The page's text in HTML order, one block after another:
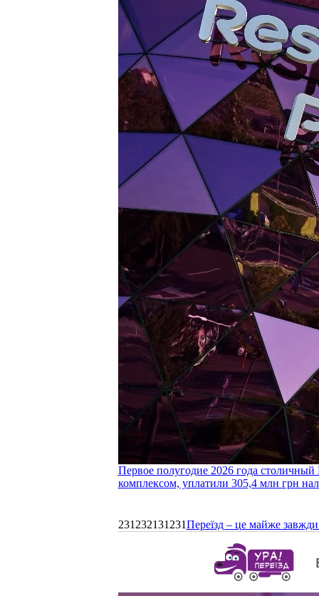
Первое полугодие 2026 года
комплексом, уплатили 305,4 млн грн
231232131231Переїзд – це майже